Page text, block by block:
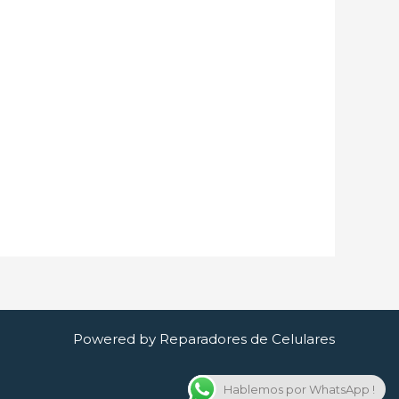
Powered by Reparadores de Celulares
Hablemos por WhatsApp !